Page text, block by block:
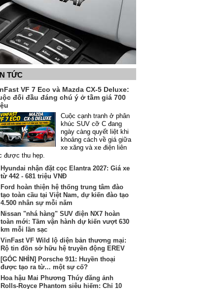
TỨC
VF 7 Eco và Mazda CX-5 Deluxe:
đối đầu đáng chú ý ở tầm giá 700
Cuộc cạnh tranh ở phân
khúc SUV cỡ C đang
ngày càng quyết liệt khi
khoảng cách về giá giữa
xe xăng và xe điện liên
được thu hẹp.
Hyundai nhận đặt cọc Elantra 2027: Giá xe
từ 442 - 681 triệu VNĐ
Ford hoàn thiện hệ thống trung tâm đào
tạo toàn cầu tại Việt Nam, dự kiến đào tạo
4.500 nhân sự mỗi năm
Nissan "nhá hàng" SUV điện NX7 hoàn
toàn mới: Tầm vận hành dự kiến vượt 630
km mỗi lần sạc
VinFast VF Wild lộ diện bản thương mại:
Rộ tin đồn sở hữu hệ truyền động EREV
[GÓC NHÌN] Porsche 911: Huyền thoại
được tạo ra từ… một sự cố?
Hoa hậu Mai Phương Thúy đăng ảnh
Rolls-Royce Phantom siêu hiếm: Chỉ 10